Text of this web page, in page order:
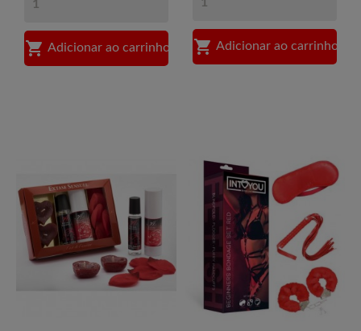
 Adicionar ao carrinho  Adicionar ao carrinho